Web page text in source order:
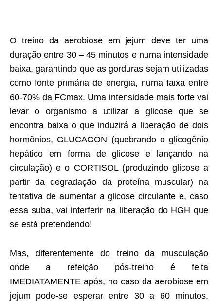
O treino da aerobiose em jejum deve ter uma
duração entre 30 – 45 minutos e numa intensidade
baixa, garantindo que as gorduras sejam utilizadas
como fonte primária de energia, numa faixa entre
60-70% da FCmax. Uma intensidade mais forte vai
levar o organismo a utilizar a glicose que se
encontra baixa o que induzirá a liberação de dois
hormônios, GLUCAGON (quebrando o glicogênio
hepático em forma de glicose e lançando na
circulação) e o CORTISOL (produzindo glicose a
partir da degradação da proteína muscular) na
tentativa de aumentar a glicose circulante e, caso
essa suba, vai interferir na liberação do HGH que
se está pretendendo!
Mas, diferentemente do treino da musculação
onde a refeição pós-treino é feita
IMEDIATAMENTE após, no caso da aerobiose em
jejum pode-se esperar entre 30 a 60 minutos,